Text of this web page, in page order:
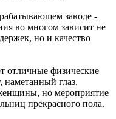
заводе -
во многом зависит не
но и качество
отличные физические
наметанный глаз.
но мероприятие
прекрасного пола.